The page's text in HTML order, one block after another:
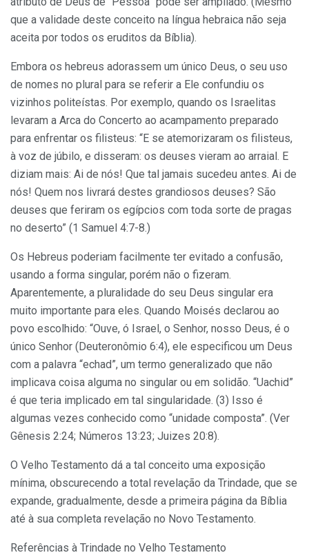
que a validade deste conceito na língua hebraica não seja
aceita por todos os eruditos da Bíblia).
Embora os hebreus adorassem um único Deus, o seu uso
de nomes no plural para se referir a Ele confundiu os
vizinhos politeístas. Por exemplo, quando os Israelitas
levaram a Arca do Concerto ao acampamento preparado
para enfrentar os filisteus: “E se atemorizaram os filisteus,
à voz de júbilo, e disseram: os deuses vieram ao arraial. E
diziam mais: Ai de nós! Que tal jamais sucedeu antes. Ai de
nós! Quem nos livrará destes grandiosos deuses? São
deuses que feriram os egípcios com toda sorte de pragas
no deserto” (1 Samuel 4:7-8.)
Os Hebreus poderiam facilmente ter evitado a confusão,
usando a forma singular, porém não o fizeram.
Aparentemente, a pluralidade do seu Deus singular era
muito importante para eles. Quando Moisés declarou ao
povo escolhido: “Ouve, ó Israel, o Senhor, nosso Deus, é o
único Senhor (Deuteronômio 6:4), ele especificou um Deus
com a palavra “echad”, um termo generalizado que não
implicava coisa alguma no singular ou em solidão. “Uachid”
é que teria implicado em tal singularidade. (3) Isso é
algumas vezes conhecido como “unidade composta”. (Ver
Gênesis 2:24; Números 13:23; Juizes 20:8).
O Velho Testamento dá a tal conceito uma exposição
mínima, obscurecendo a total revelação da Trindade, que se
expande, gradualmente, desde a primeira página da Bíblia
até à sua completa revelação no Novo Testamento.
Referências à Trindade no Velho Testamento